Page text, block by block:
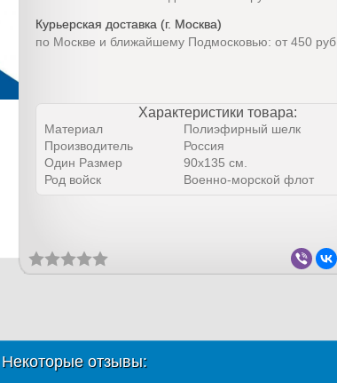
Курьерская доставка (г. Москва)
по Москве и ближайшему Подмосковью: от 450 руб.
Характеристики товара:
Материал
Полиэфирный шелк
Производитель
Россия
Один Размер
90х135 см.
Род войск
Военно-морской флот
Некоторые отзывы: